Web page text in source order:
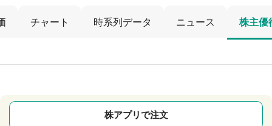
チャート 時系列データ ニュース 株主優
株アプリで注文